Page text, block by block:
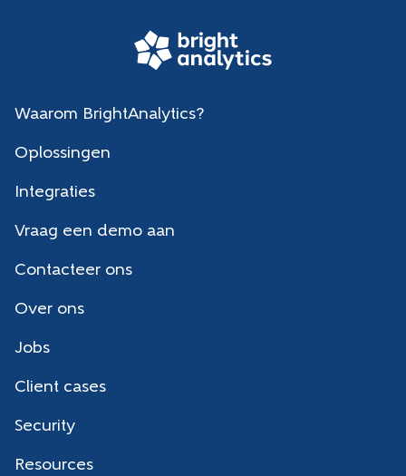
Waarom BrightAnalytics?
Oplossingen
Integraties
Vraag een demo aan
Contacteer ons
Over ons
Jobs
Client cases
Security
Resources